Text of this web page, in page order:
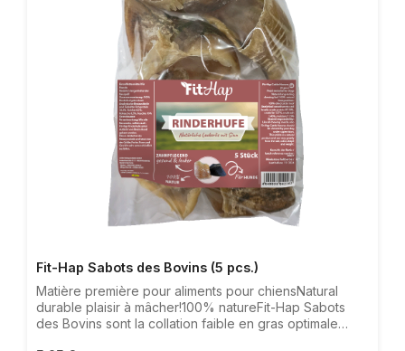
Fit-Hap Sabots des Bovins (5 pcs.)
Matière première pour aliments pour chiensNatural
durable plaisir à mâcher!100% natureFit-Hap Sabots
des Bovins sont la collation faible en gras optimale